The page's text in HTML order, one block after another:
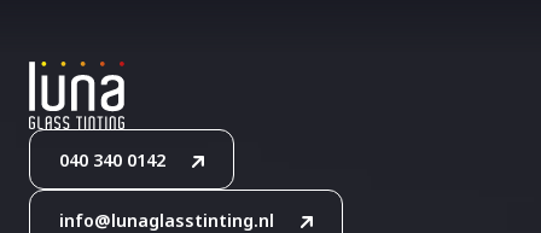
040 340 0142
info@lunaglasstinting.nl